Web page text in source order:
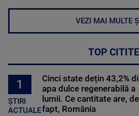
VEZI MAI MULTE
TOP CITITE
1
ȘTIRI
ACTUALE
Cinci state dețin 43,2%
apa dulce regenerabilă a
lumii. Ce cantitate are, de
fapt, România